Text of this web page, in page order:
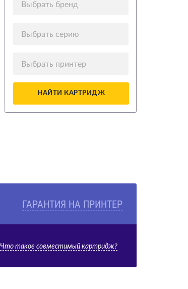
Выбрать бренд
Выбрать серию
Выбрать принтер
НАЙТИ КАРТРИДЖ
ГАРАНТИЯ НА ПРИНТЕР
Что такое совместимый картридж?